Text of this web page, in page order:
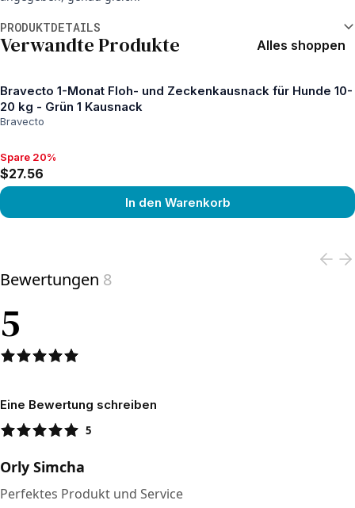
PRODUKTDETAILS
Verwandte Produkte Alles shoppen
Bravecto 1-Monat Floh- und Zeckenkausnack für Hunde 10-
20 kg - Grün 1 Kausnack
Bravecto
Spare 20%, $27.56
Spare 20%
$27.56
In den Warenkorb
Bewertungen 8
5
Eine Bewertung schreiben
5
Orly Simcha
Perfektes Produkt und Service